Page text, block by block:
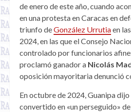
de enero de este año, cuando
en una protesta en Caracas en
triunfo deGonzález Urrutiaen
2024, en las que el Consejo
controlado por funcionarios
proclamó ganador a Nicolás
oposición mayoritaria denunció
En octubre de 2024, Guanipa dijo
convertido en «un perseguido»